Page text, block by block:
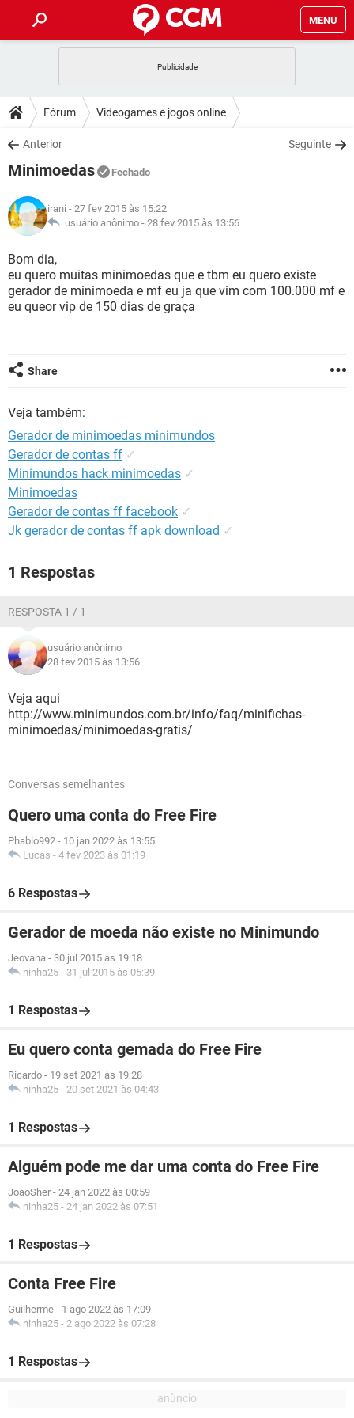
MENU
CELULAR FACEBOOK
OUTLOOK
INSTAGRAM
GUIA DE COMPRAS
DICAS
JOGOS WHATSAPP
INSTAGRAM
GUIA DE COMPRAS
DOWNLOADS
JOGOS
CELULAR
OUTLOOK EXCEL
INSTAGRAM
GUIA DE COMPRAS
JOGOS
CELULAR
OUTLOOK
INSTAGRAM GMAIL
GLOSSÁRIO
JOGOS
CELULAR FACEBOOK
OUTLOOK EXCEL
GUIA DE COMPRAS
Fórum Videogames e jogos online
Anterior Seguinte
Minimoedas Fechado
irani - 27 fev 2015 às 15:22
usuário anônimo - 28 fev 2015 às 13:56
Bom dia,
eu quero muitas minimoedas que e tbm eu quero existe
gerador de minimoeda e mf eu ja que vim com 100.000 mf e
eu queor vip de 150 dias de graça
Share
Veja também:
Gerador de minimoedas minimundos
Gerador de contas ff ✓
Minimundos hack minimoedas ✓
Minimoedas
Gerador de contas ff facebook ✓
Jk gerador de contas ff apk download ✓
1 Respostas
RESPOSTA 1 / 1
usuário anônimo
28 fev 2015 às 13:56
Veja aqui
http://www.minimundos.com.br/info/faq/minifichas-
minimoedas/minimoedas-gratis/
Conversas semelhantes
Quero uma conta do Free Fire
Phablo992 - 10 jan 2022 às 13:55
Lucas - 4 fev 2023 às 01:19
6 Respostas
Gerador de moeda não existe no Minimundo
Jeovana - 30 jul 2015 às 19:18
ninha25 - 31 jul 2015 às 05:39
1 Respostas
Eu quero conta gemada do Free Fire
Ricardo - 19 set 2021 às 19:28
ninha25 - 20 set 2021 às 04:43
1 Respostas
Alguém pode me dar uma conta do Free Fire
JoaoSher - 24 jan 2022 às 00:59
ninha25 - 24 jan 2022 às 07:51
1 Respostas
Conta Free Fire
Guilherme - 1 ago 2022 às 17:09
ninha25 - 2 ago 2022 às 07:28
1 Respostas